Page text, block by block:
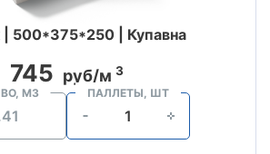
| 500*375*250 | Купавна
745 руб/м 3
М3 ПАЛЛЕТЫ, ШТ